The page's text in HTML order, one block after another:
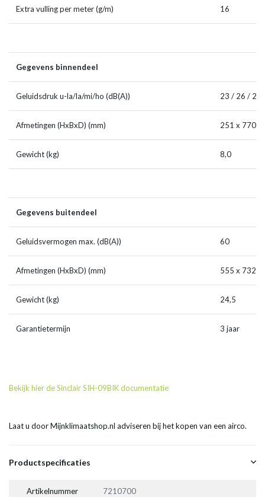
Extra vulling per meter (g/m) 16
Gegevens binnendeel
Geluidsdruk u-la/la/mi/ho (dB(A)) 23 / 26 / 29
Afmetingen (HxBxD) (mm) 251 x 770 x
Gewicht (kg) 8,0
Gegevens buitendeel
Geluidsvermogen max. (dB(A)) 60
Afmetingen (HxBxD) (mm) 555 x 732 x
Gewicht (kg) 24,5
Garantietermijn 3 jaar
Bekijk hier de Sinclair SIH-09BIK documentatie
Laat u door Mijnklimaatshop.nl adviseren bij het kopen van een airco.
Productspecificaties
Artikelnummer 7210700